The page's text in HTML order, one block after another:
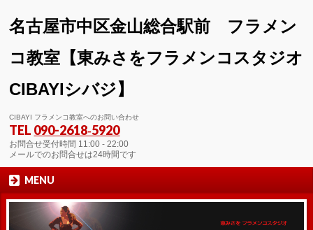
名古屋市中区金山総合駅前 フラメン
コ教室【東みさをフラメンコスタジオ
CIBAYIシバジ】
CIBAYI フラメンコ教室へのお問い合わせ
TEL 090-2618‐5920
お問合せ受付時間 11:00 - 22:00
メールでのお問合せは24時間です
MENU